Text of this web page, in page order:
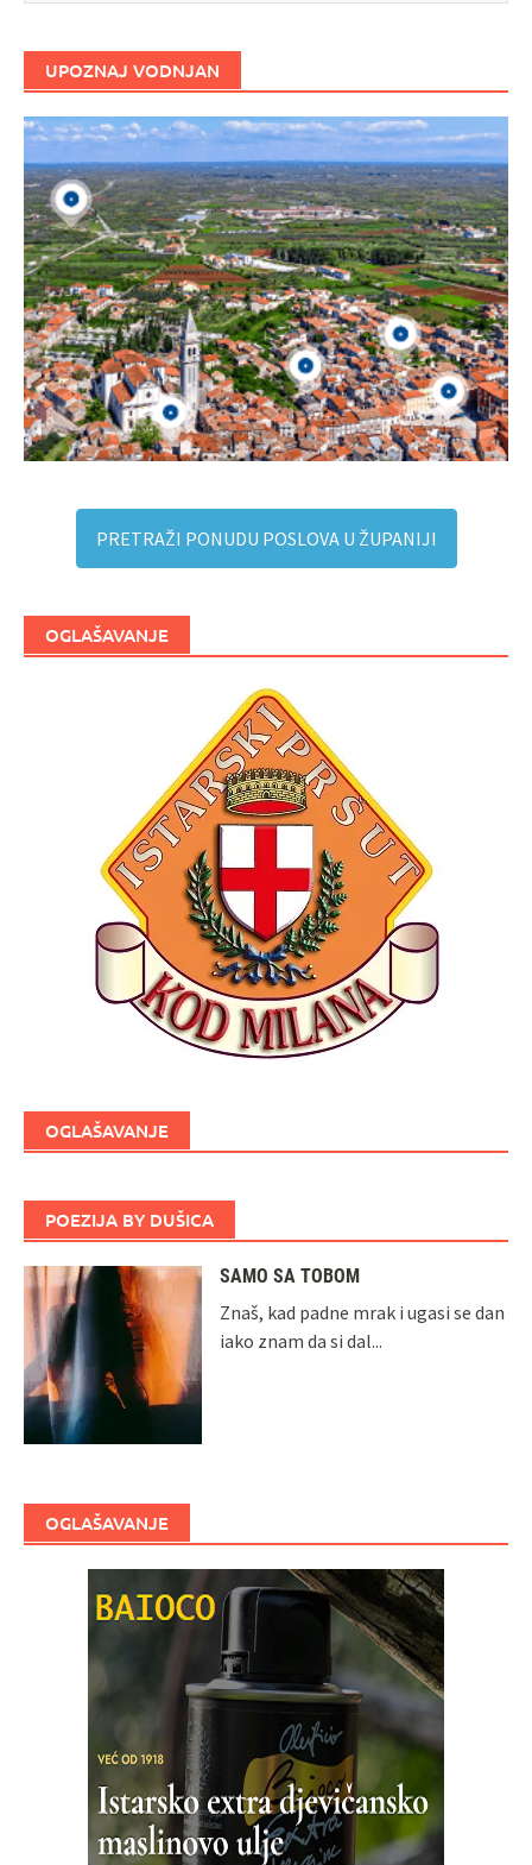
UPOZNAJ VODNJAN
PRETRAŽI PONUDU POSLOVA U ŽUPANIJI
OGLAŠAVANJE
OGLAŠAVANJE
POEZIJA BY DUŠICA
SAMO SA TOBOM
Znaš, kad padne mrak i ugasi se dan
iako znam da si dal...
OGLAŠAVANJE